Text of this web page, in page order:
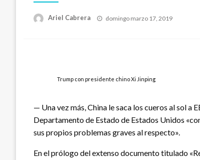
Ariel Cabrera
Publicado
domingo marzo 17, 2019
Trump con presidente chino Xi Jinping
— Una vez más, China le saca los cueros al sol a
Departamento de Estado de Estados Unidos
sus propios problemas graves al respecto».
En el prólogo del extenso documento titulado